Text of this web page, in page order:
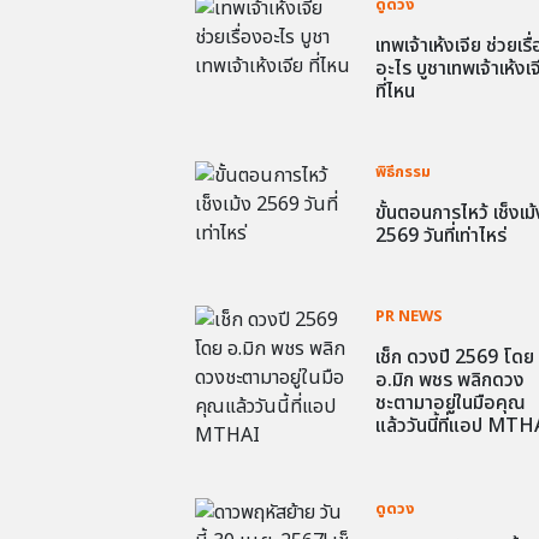
เทพเจ้าเห้งเจีย ช่วยเ
อะไร บูชาเทพเจ้าเห้งเ
ที่ไหน
พิธีกรรม
ขั้นตอนการไหว้ เช็งเ
2569 วันที่เท่าไหร่
PR NEWS
เช็ก ดวงปี 2569 โดย
อ.มิก พชร พลิกดวง
ชะตามาอยู่ในมือคุณ
แล้ววันนี้ที่แอป
ดูดวง